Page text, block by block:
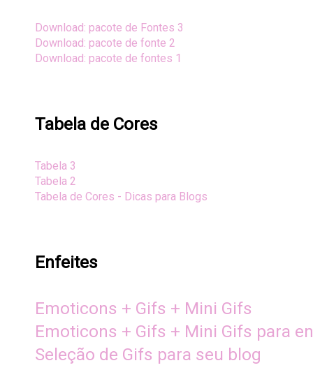
Download: pacote de Fontes 3
Download: pacote de fonte 2
Download: pacote de fontes 1
Tabela de Cores
Tabela 3
Tabela 2
Tabela de Cores - Dicas para Blogs
Enfeites
Emoticons + Gifs + Mini Gifs
Emoticons + Gifs + Mini Gifs para
Seleção de Gifs para seu blog